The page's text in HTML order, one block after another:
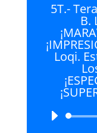
5T.-
B.
Loqi.